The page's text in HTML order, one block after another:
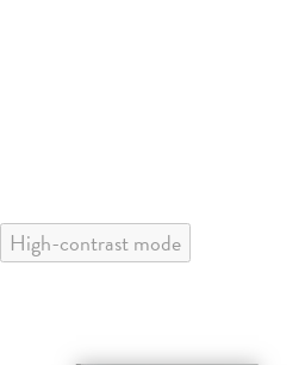
High-contrast mode